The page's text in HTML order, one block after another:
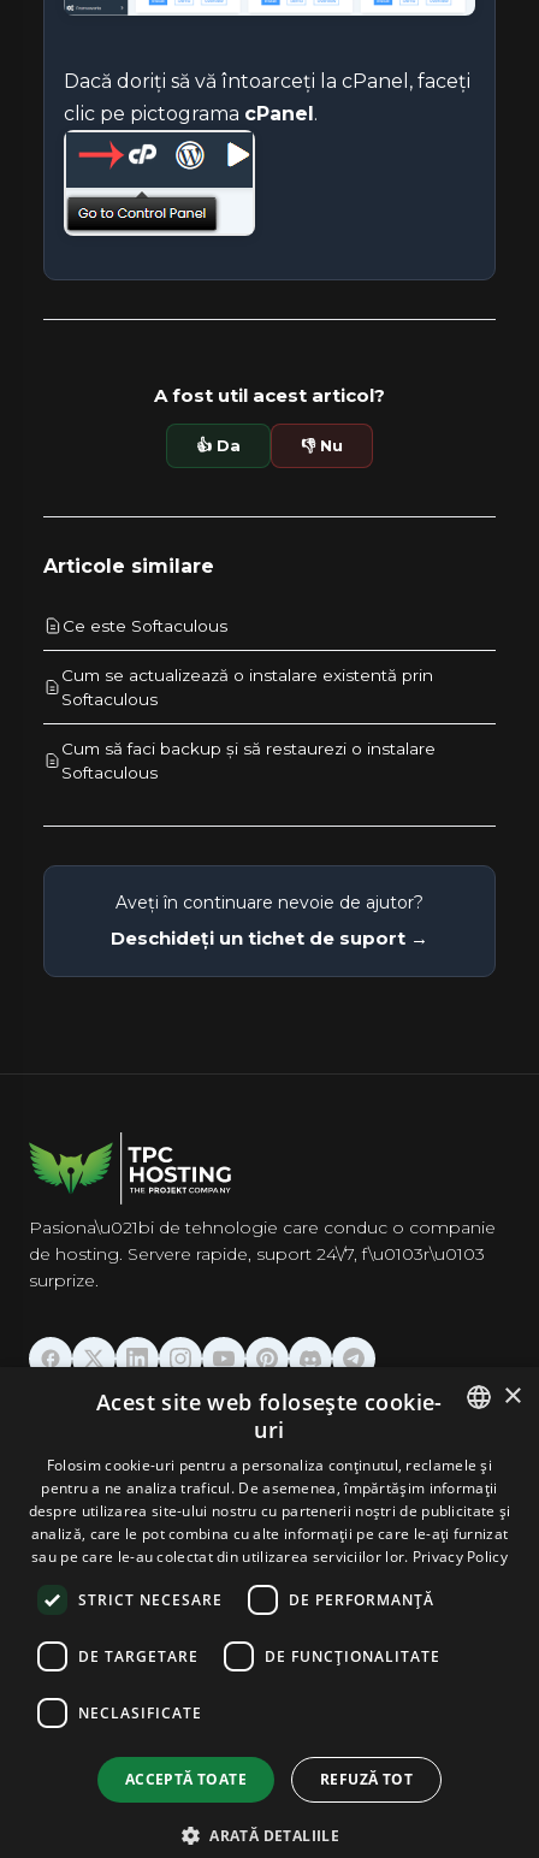
Dacă doriți să vă întoarceți la cPanel, faceți
clic pe pictograma cPanel.
A fost util acest articol?
👍 Da 👎 Nu
Articole similare
Ce este Softaculous
Cum se actualizează o instalare existentă prin
Softaculous
Cum să faci backup și să restaurezi o instalare
Softaculous
Aveți în continuare nevoie de ajutor?
Deschideți un tichet de suport →
Pasiona\u021bi de tehnologie care conduc o companie
de hosting. Servere rapide, suport 24\/7, f\u0103r\u0103
surprize.
GĂZDUIRE
DOMENII & EMAIL
UNELTE & SECURITATE
COMPANIE
Terms and Conditions
ENGLISH
GERMAN
ROMANIAN
×
Acest site web folosește cookie-
uri
Folosim cookie-uri pentru a personaliza conținutul, reclamele și
pentru a ne analiza traficul. De asemenea, împărtășim informații
despre utilizarea site-ului nostru cu partenerii noștri de publicitate și
analiză, care le pot combina cu alte informații pe care le-ați furnizat
sau pe care le-au colectat din utilizarea serviciilor lor. Privacy Policy
STRICT NECESARE DE PERFORMANȚĂ
DE TARGETARE DE FUNCŢIONALITATE
NECLASIFICATE
ACCEPTĂ TOATE REFUZĂ TOT
ARATĂ DETALIILE